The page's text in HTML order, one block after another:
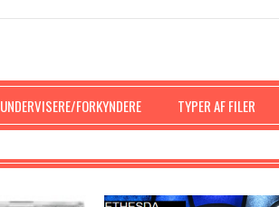
UNDERVISERE/FORKYNDERE TYPER AF FILER